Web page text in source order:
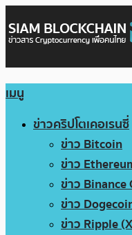
เมนู
ข่าวคริปโตเคอเรนซี่
ข่าว Bitcoin
ข่าว
ข่าว Binance
ข่าว
ข่าว Ripple